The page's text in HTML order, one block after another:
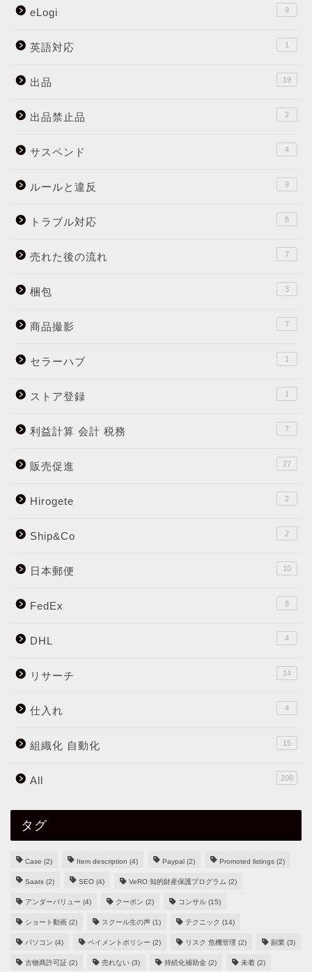
eLogi 9
英語対応 1
出品 19
出品禁止品 2
サスペンド 4
ルールと違反 9
トラブル対応 8
売れた後の流れ 7
梱包 3
商品撮影 7
セラーハブ 1
ストア登録 1
利益計算 会計 税務 7
販売促進 27
Hirogete 2
Ship&Co 2
日本郵便 10
FedEx 8
DHL 4
リサーチ 14
仕入れ 4
組織化 自動化 15
All 208
タグ
Case (2) Item description (4) Paypal (2) Promoted listings (2)
Saats (2) SEO (4) VeRO 知的財産保護プログラム (2)
アンダーバリュー (4) クーポン (2) コンサル (15)
ショート動画 (2) スクール生の声 (1) テクニック (14)
パソコン (4) ペイメントポリシー (2) リスク 危機管理 (2) 副業 (3)
古物商許可証 (2) 売れない (3) 持続化補助金 (2) 未着 (2)